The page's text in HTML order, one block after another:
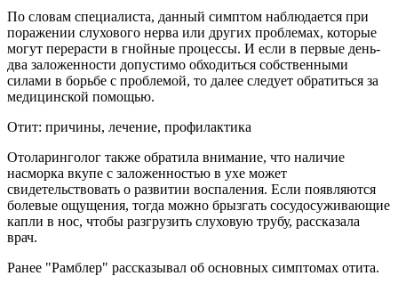
По словам специалиста, данный симптом наблюдается при
поражении слухового нерва или других проблемах, которые
могут перерасти в гнойные процессы. И если в первые день-
два заложенности допустимо обходиться собственными
силами в борьбе с проблемой, то далее следует обратиться за
медицинской помощью.
Отит: причины, лечение, профилактика
Отоларинголог также обратила внимание, что наличие
насморка вкупе с заложенностью в ухе может
свидетельствовать о развитии воспаления. Если появляются
болевые ощущения, тогда можно брызгать сосудосуживающие
капли в нос, чтобы разгрузить слуховую трубу, рассказала
врач.
Ранее "Рамблер" рассказывал об основных симптомах отита.